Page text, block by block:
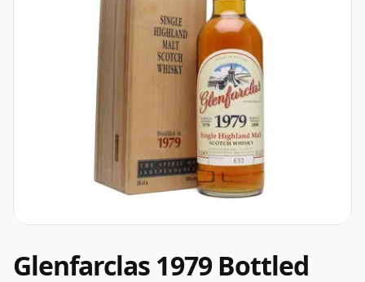
Glenfarclas 1979 Bottled